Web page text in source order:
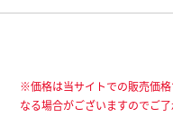
※価格は当サイトでの販売価
なる場合がございますのでご了